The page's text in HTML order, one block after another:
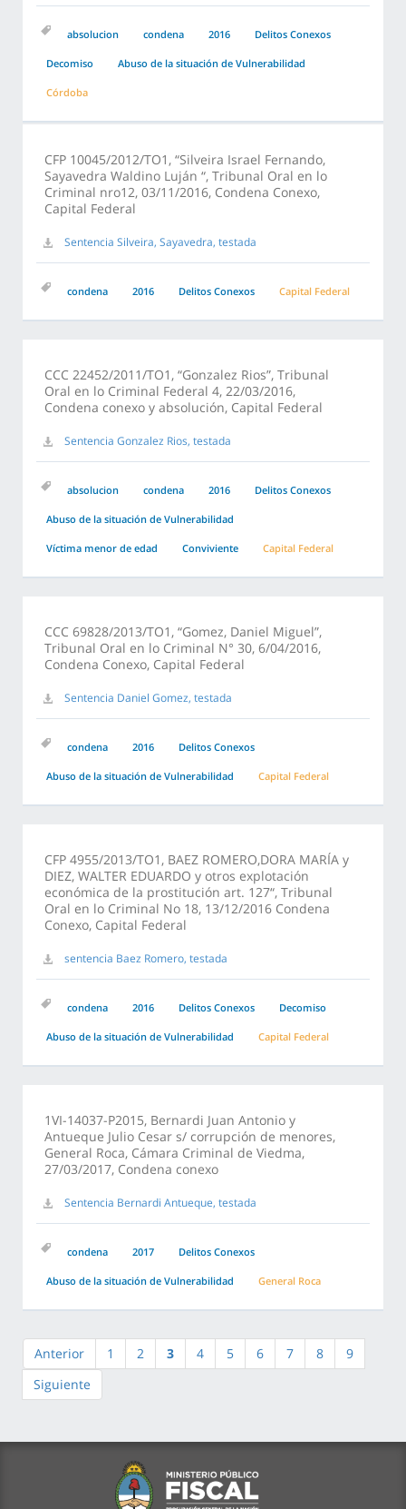
absolucion condena 2016 Delitos Conexos
Decomiso Abuso de la situación de Vulnerabilidad
Córdoba
CFP 10045/2012/TO1, “Silveira Israel Fernando,
Sayavedra Waldino Luján “, Tribunal Oral en lo
Criminal nro12, 03/11/2016, Condena Conexo,
Capital Federal
Sentencia Silveira, Sayavedra, testada
condena 2016 Delitos Conexos Capital Federal
CCC 22452/2011/TO1, “Gonzalez Rios”, Tribunal
Oral en lo Criminal Federal 4, 22/03/2016,
Condena conexo y absolución, Capital Federal
Sentencia Gonzalez Rios, testada
absolucion condena 2016 Delitos Conexos
Abuso de la situación de Vulnerabilidad
Víctima menor de edad Conviviente Capital Federal
CCC 69828/2013/TO1, “Gomez, Daniel Miguel”,
Tribunal Oral en lo Criminal N° 30, 6/04/2016,
Condena Conexo, Capital Federal
Sentencia Daniel Gomez, testada
condena 2016 Delitos Conexos
Abuso de la situación de Vulnerabilidad Capital Federal
CFP 4955/2013/TO1, BAEZ ROMERO,DORA MARÍA y
DIEZ, WALTER EDUARDO y otros explotación
económica de la prostitución art. 127“, Tribunal
Oral en lo Criminal No 18, 13/12/2016 Condena
Conexo, Capital Federal
sentencia Baez Romero, testada
condena 2016 Delitos Conexos Decomiso
Abuso de la situación de Vulnerabilidad Capital Federal
1VI-14037-P2015, Bernardi Juan Antonio y
Antueque Julio Cesar s/ corrupción de menores,
General Roca, Cámara Criminal de Viedma,
27/03/2017, Condena conexo
Sentencia Bernardi Antueque, testada
condena 2017 Delitos Conexos
Abuso de la situación de Vulnerabilidad General Roca
Anterior 1 2 3 4 5 6 7 8
9
Siguiente